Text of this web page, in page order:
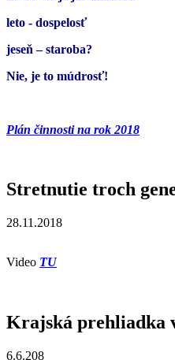
leto - dospelosť
jeseň – staroba?
Nie, je to múdrosť!
Plán činnosti na rok 2018
Stretnutie troch
28.11.2018
Video TU
Krajská prehliadka
6.6.208